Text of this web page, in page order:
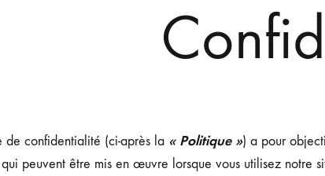
de confidentialité (ci-après la « Politique ») a pour
peuvent être mis en œuvre lorsque vous utilisez notre